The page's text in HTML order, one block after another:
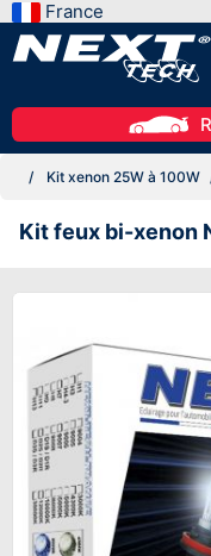
France
Kit xenon 25W à 100W
Kit feux bi-xenon